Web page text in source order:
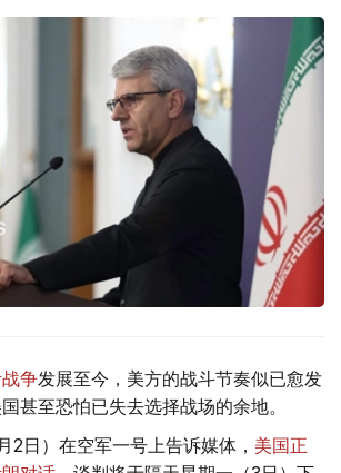
争发展至今，美方的战斗节奏似已愈发
甚至恐怕已失去选择战场的余地。
2日）在空军一号上告诉媒体， 美国正